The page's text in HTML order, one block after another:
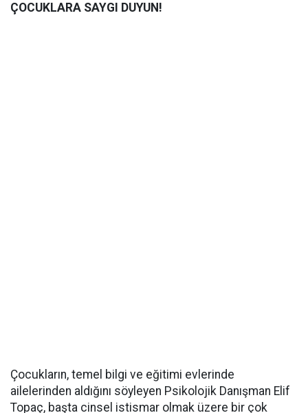
ÇOCUKLARA SAYGI DUYUN!
Çocukların, temel bilgi ve eğitimi evlerinde
ailelerinden aldığını söyleyen Psikolojik Danışman Elif
Topaç, başta cinsel istismar olmak üzere bir çok